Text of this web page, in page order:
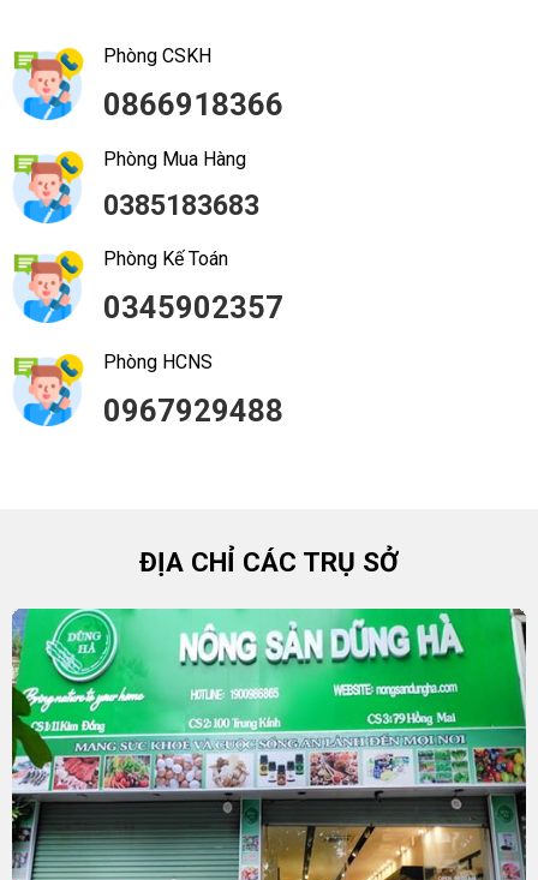
Phòng CSKH
0866918366
Phòng Mua Hàng
0385183683
Phòng Kế Toán
0345902357
Phòng HCNS
0967929488
ĐỊA CHỈ CÁC TRỤ SỞ